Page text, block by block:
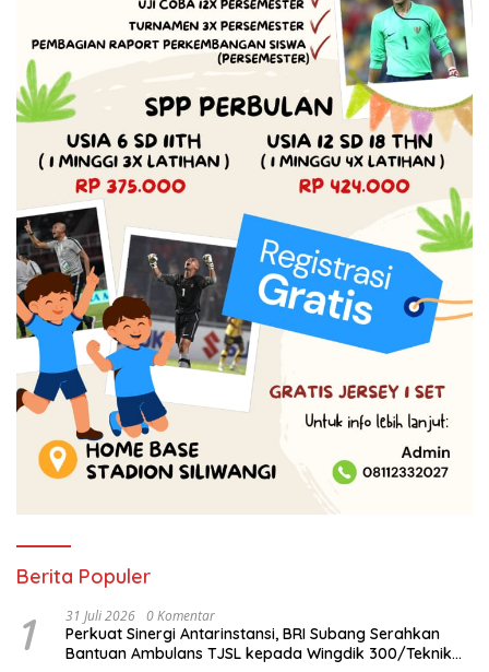
Berita Populer
1 31 Juli 2026 0 Komentar
Perkuat Sinergi Antarinstansi, BRI Subang Serahkan
Bantuan Ambulans TJSL kepada Wingdik 300/Teknik